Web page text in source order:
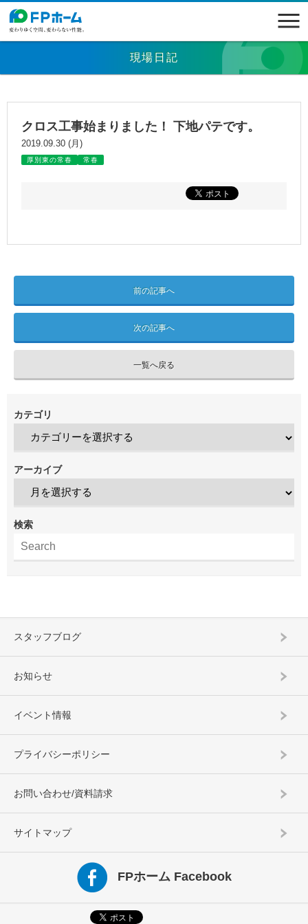
現場日記
クロス工事始まりました！ 下地パテです。
2019.09.30 (月)
厚別東の常春 常春
前の記事へ
次の記事へ
一覧へ戻る
カテゴリ
アーカイブ
検索
スタッフブログ
お知らせ
イベント情報
プライバシーポリシー
お問い合わせ/資料請求
サイトマップ
FPホーム Facebook